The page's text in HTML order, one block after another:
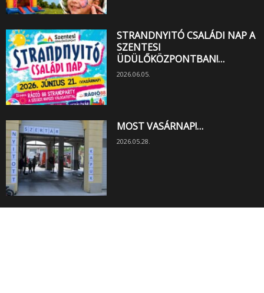
STRANDNYITÓ CSALÁDI NAP A
SZENTESI
ÜDÜLŐKÖZPONTBAN!…
2026.06.05.
MOST VASÁRNAP!…
2026.05.28.